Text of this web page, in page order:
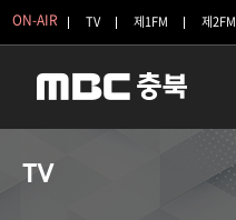
ON-AIR TV 제1FM 제2FM
TV